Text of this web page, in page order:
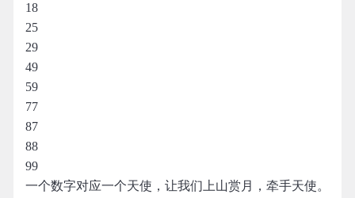
18
25
29
49
59
77
87
88
99
一个数字对应一个天使，让我们上山赏月，牵手天使。